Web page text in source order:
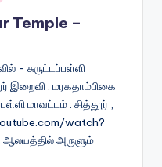
Temple –
- சுருட்டப்பள்ளி
: மரகதாம்பிகை
மாவட்டம் : சித்தூர் ,
watch?
அருளும்